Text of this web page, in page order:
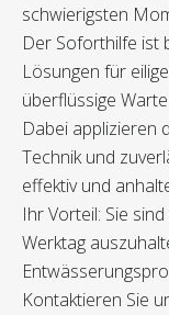
schwierigsten
Der Soforthilfe ist
Lösungen für
überflüssige
Dabei applizieren
Technik und
effektiv und
Ihr Vorteil: Sie
Werktag
Kontaktieren Sie